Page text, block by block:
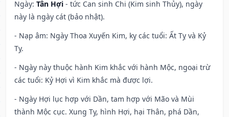
Ngày: Tân Hợi - tức Can sinh Chi (Kim sinh Thủy), ngày
này là ngày cát (bảo nhật).
- Nạp âm: Ngày Thoa Xuyến Kim, kỵ các tuổi: Ất Tỵ và Kỷ
Tỵ.
- Ngày này thuộc hành Kim khắc với hành Mộc, ngoại trừ
các tuổi: Kỷ Hợi vì Kim khắc mà được lợi.
- Ngày Hợi lục hợp với Dần, tam hợp với Mão và Mùi
thành Mộc cục. Xung Tỵ, hình Hợi, hại Thân, phá Dần,